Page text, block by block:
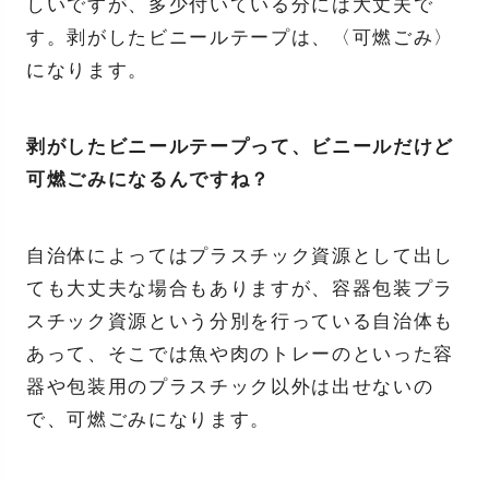
しいですが、多少付いている分には大丈夫で
す。剥がしたビニールテープは、〈可燃ごみ〉
になります。
剥がしたビニールテープって、ビニールだけど
可燃ごみになるんですね？
自治体によってはプラスチック資源として出し
ても大丈夫な場合もありますが、容器包装プラ
スチック資源という分別を行っている自治体も
あって、そこでは魚や肉のトレーのといった容
器や包装用のプラスチック以外は出せないの
で、可燃ごみになります。